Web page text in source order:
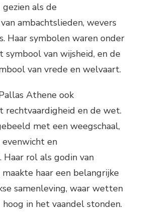
als de
ambachtslieden, wevers
Haar symbolen waren onder
symbool van wijsheid, en de
van vrede en welvaart.
Athene ook
rechtvaardigheid en de wet.
met een weegschaal,
en
Haar rol als godin van
haar een belangrijke
samenleving, waar wetten
in het vaandel stonden.